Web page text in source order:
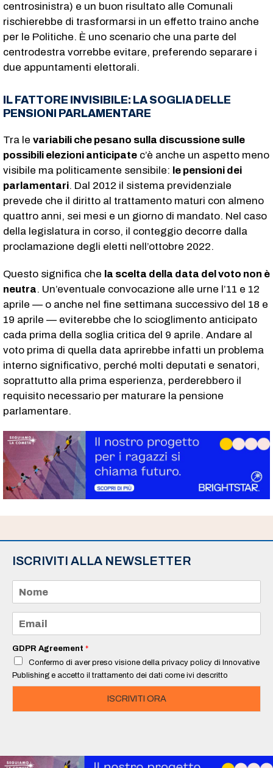
centrosinistra) e un buon risultato alle Comunali
rischierebbe di trasformarsi in un effetto traino anche
per le Politiche. È uno scenario che una parte del
centrodestra vorrebbe evitare, preferendo separare i
due appuntamenti elettorali.
IL FATTORE INVISIBILE: LA SOGLIA DELLE
PENSIONI PARLAMENTARE
Tra le variabili che pesano sulla discussione sulle
possibili elezioni anticipate c’è anche un aspetto meno
visibile ma politicamente sensibile: le pensioni dei
parlamentari. Dal 2012 il sistema previdenziale
prevede che il diritto al trattamento maturi con almeno
quattro anni, sei mesi e un giorno di mandato. Nel caso
della legislatura in corso, il conteggio decorre dalla
proclamazione degli eletti nell’ottobre 2022.
Questo significa che la scelta della data del voto non è
neutra. Un’eventuale convocazione alle urne l’11 e 12
aprile — o anche nel fine settimana successivo del 18 e
19 aprile — eviterebbe che lo scioglimento anticipato
cada prima della soglia critica del 9 aprile. Andare al
voto prima di quella data aprirebbe infatti un problema
interno significativo, perché molti deputati e senatori,
soprattutto alla prima esperienza, perderebbero il
requisito necessario per maturare la pensione
parlamentare.
ISCRIVITI ALLA NEWSLETTER
m
e
a
i
*
GDPR Agreement *
Confermo di aver preso visione della privacy policy di Innovative
Publishing e accetto il trattamento dei dati come ivi descritto
ISCRIVITI ORA